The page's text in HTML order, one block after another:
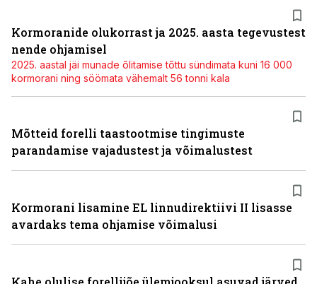
Kormoranide olukorrast ja 2025. aasta tegevustest
nende ohjamisel
2025. aastal jäi munade õlitamise tõttu sündimata kuni 16 000
kormorani ning söömata vähemalt 56 tonni kala
Mõtteid forelli taastootmise tingimuste
parandamise vajadustest ja võimalustest
Kormorani lisamine EL linnudirektiivi II lisasse
avardaks tema ohjamise võimalusi